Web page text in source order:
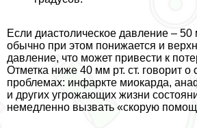
Если диастолическое давление – 50
обычно при этом понижается и
давление, что может привести к
Отметка ниже 40 мм рт. ст. говорит о
проблемах: инфаркте миокарда,
и других угрожающих жизни
немедленно вызвать «скорую